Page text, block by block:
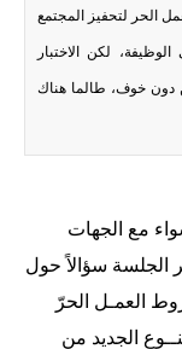
الحر لتحفيز المجتمع
لكن الاختبار
دون خوف، طالما هناك
مع الجهات
الجلسة سؤالاً حول
العمـل الحرّ
الجديد من